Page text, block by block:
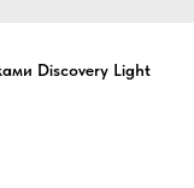
Discovery Light